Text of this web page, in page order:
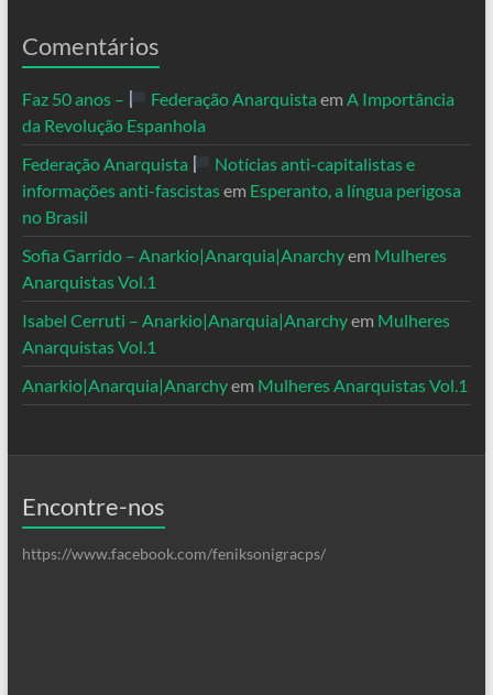
Comentários
Faz 50 anos – Federação Anarquista em A Importância
da Revolução Espanhola
Federação Anarquista
Notícias anti-capitalistas e
informações anti-fascistasem Esperanto, a língua perigosa
no Brasil
Sofia Garrido – Anarkio|Anarquia|Anarchyem Mulheres
Anarquistas Vol.1
Isabel Cerruti – Anarkio|Anarquia|Anarchyem Mulheres
Anarquistas Vol.1
Anarkio|Anarquia|Anarchyem Mulheres Anarquistas Vol.1
Encontre-nos
https://www.facebook.com/feniksonigracps/